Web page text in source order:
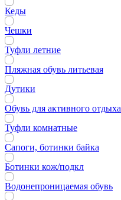
Кеды
Чешки
Туфли летние
Пляжная обувь литьевая
Дутики
Обувь для активного отдыха
Туфли комнатные
Сапоги, ботинки байка
Ботинки кож/подкл
Водонепроницаемая обувь